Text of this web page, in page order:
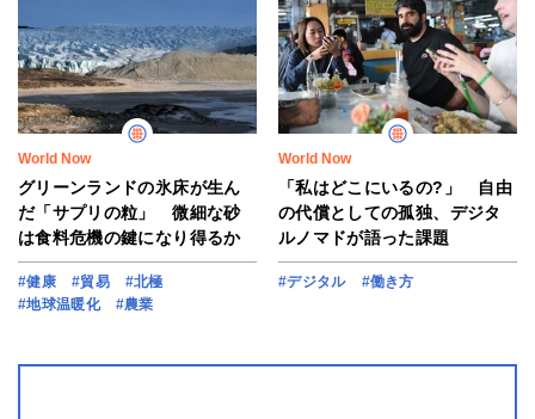
World Now
グリーンランドの氷床が生ん
だ「サプリの粒」 微細な砂
は食料危機の鍵になり得るか
#健康 #貿易
#北極
#地球温暖化
#農業
World Now
「私はどこにいるの?」 自由
の代償としての孤独、デジタ
ルノマドが語った課題
#デジタル #働き方